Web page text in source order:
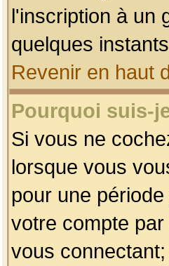
l'inscription à un
quelques
Revenir en haut
Pourquoi suis-
Si vous ne
lorsque vous
pour une
votre compte
vous